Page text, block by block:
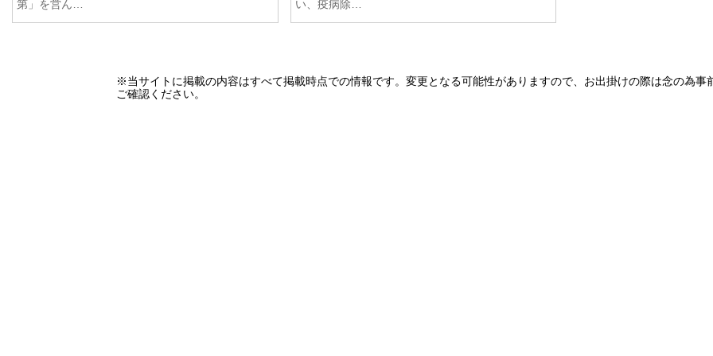
第」を営ん… い、疫病除…
※当サイトに掲載の内容はすべて掲載時点での情報です。変更となる可能性がありますので、お出掛けの際は念の為事
ご確認ください。